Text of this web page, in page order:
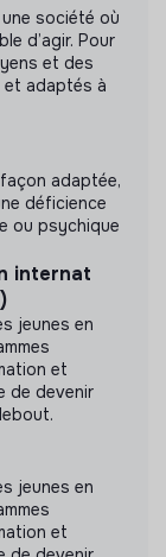
de
société où
d’agir. Pour
et des
et adaptés à
adaptée,
déficience
ou psychique
internat
jeunes en
et
de devenir
jeunes en
et